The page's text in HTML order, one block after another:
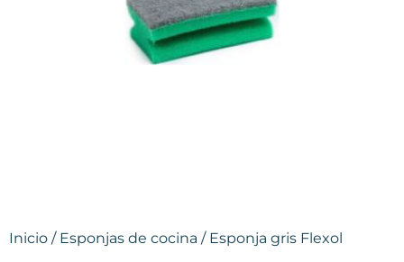
Inicio / Esponjas de cocina / Esponja gris Flexol